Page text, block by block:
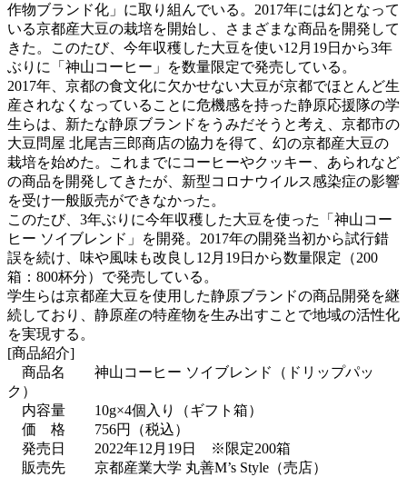
作物ブランド化」に取り組んでいる。2017年には幻となって
いる京都産大豆の栽培を開始し、さまざまな商品を開発して
きた。このたび、今年収穫した大豆を使い12月19日から3年
ぶりに「神山コーヒー」を数量限定で発売している。
2017年、京都の食文化に欠かせない大豆が京都でほとんど生
産されなくなっていることに危機感を持った静原応援隊の学
生らは、新たな静原ブランドをうみだそうと考え、京都市の
大豆問屋 北尾吉三郎商店の協力を得て、幻の京都産大豆の
栽培を始めた。これまでにコーヒーやクッキー、あられなど
の商品を開発してきたが、新型コロナウイルス感染症の影響
を受け一般販売ができなかった。
このたび、3年ぶりに今年収穫した大豆を使った「神山コー
ヒー ソイブレンド」を開発。2017年の開発当初から試行錯
誤を続け、味や風味も改良し12月19日から数量限定（200
箱：800杯分）で発売している。
学生らは京都産大豆を使用した静原ブランドの商品開発を継
続しており、静原産の特産物を生み出すことで地域の活性化
を実現する。
[商品紹介]
商品名 神山コーヒー ソイブレンド（ドリップパッ
ク）
内容量 10g×4個入り（ギフト箱）
価 格 756円（税込）
発売日 2022年12月19日 ※限定200箱
販売先 京都産業大学 丸善M’s Style（売店）